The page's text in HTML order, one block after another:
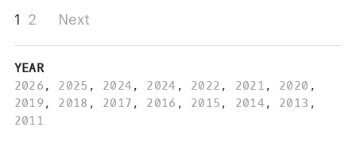
1 2 Next
YEAR
2026 , 2025 , 2024, 2024 , 2022 , 2021 , 2020 ,
2019, 2018 , 2017 , 2016 , 2015 , 2014, 2013 ,
2011